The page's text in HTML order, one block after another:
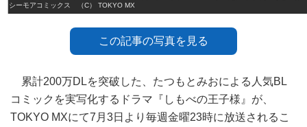
／シーモアコミックス （C） TOKYO MX
この記事の写真を見る
累計200万DLを突破した、たつもとみおによる人気BL
コミックを実写化するドラマ『しもべの王子様』が、
TOKYO MXにて7月3日より毎週金曜23時に放送されるこ